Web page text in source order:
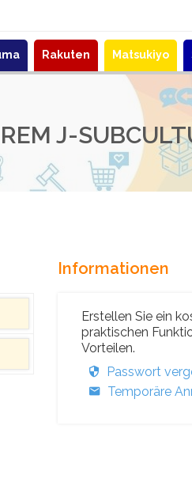
Rakuten Matsukiyo
J-
Informationen
Erstellen Sie ein
praktischen
Vorteilen.
Passwort
Temporäre